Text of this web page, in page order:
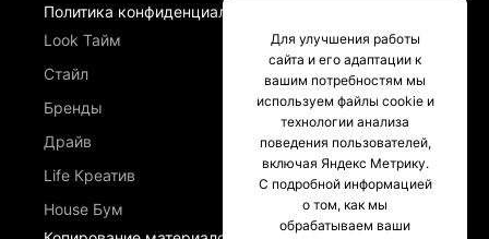
Политика конфиденциальности
Look Тайм
Стайл
Бренды
Драйв
Life Креатив
House Бум
Для улучшения работы
сайта и его адаптации к
вашим потребностям мы
используем файлы cookie и
технологии анализа
поведения пользователей,
включая Яндекс Метрику.
С подробной информацией
о том, как мы
обрабатываем ваши